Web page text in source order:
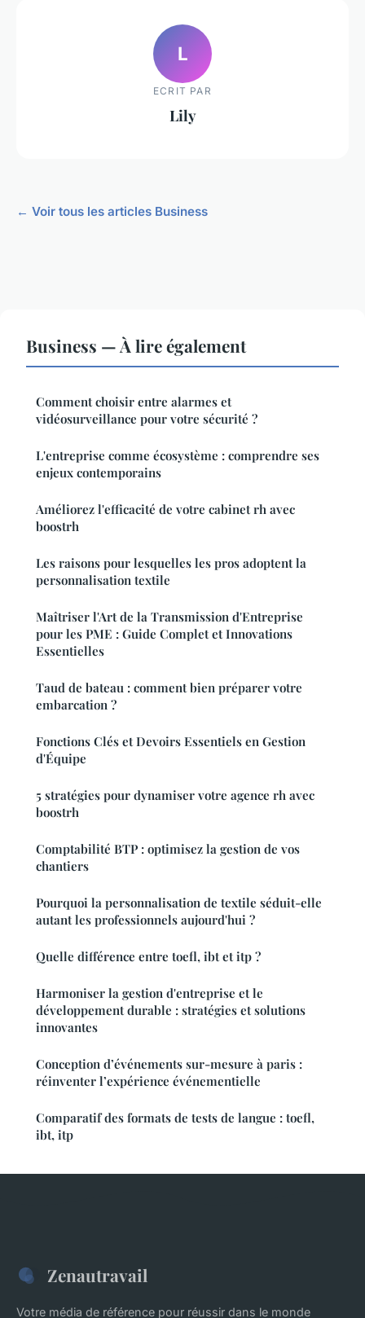
L
ECRIT PAR
Lily
← Voir tous les articles Business
Business — À lire également
Comment choisir entre alarmes et
vidéosurveillance pour votre sécurité ?
L'entreprise comme écosystème : comprendre ses
enjeux contemporains
Améliorez l'efficacité de votre cabinet rh avec
boostrh
Les raisons pour lesquelles les pros adoptent la
personnalisation textile
Maîtriser l'Art de la Transmission d'Entreprise
pour les PME : Guide Complet et Innovations
Essentielles
Taud de bateau : comment bien préparer votre
embarcation ?
Fonctions Clés et Devoirs Essentiels en Gestion
d'Équipe
5 stratégies pour dynamiser votre agence rh avec
boostrh
Comptabilité BTP : optimisez la gestion de vos
chantiers
Pourquoi la personnalisation de textile séduit-elle
autant les professionnels aujourd'hui ?
Quelle différence entre toefl, ibt et itp ?
Harmoniser la gestion d'entreprise et le
développement durable : stratégies et solutions
innovantes
Conception d’événements sur-mesure à paris :
réinventer l’expérience événementielle
Comparatif des formats de tests de langue : toefl,
ibt, itp
Zenautravail
Votre média de référence pour réussir dans le monde